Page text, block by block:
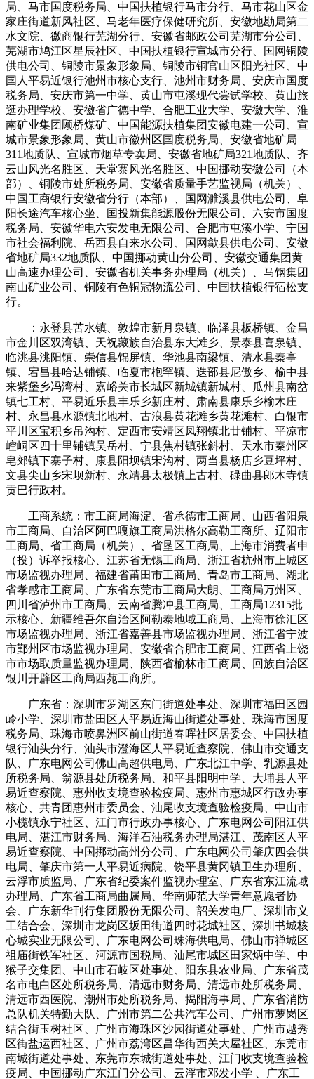
局、马市国度税务局、中国扶植银行马市分行、马市花山区金
家庄街道新风社区、马老年医疗保健研究所、安徽地勘局第二
水文院、徽商银行芜湖分行、安徽省邮政公司芜湖市分公司、
芜湖市鸠江区星辰社区、中国扶植银行宣城市分行、国网铜陵
供电公司、铜陵市景象形象局、铜陵市铜官山区阳光社区、中
国人平易近银行池州市核心支行、池州市财务局、安庆市国度
税务局、安庆市第一中学、黄山市屯溪现代尝试学校、黄山旅
逛办理学校、安徽省广德中学、合肥工业大学、安徽大学、淮
南矿业集团顾桥煤矿、中国能源扶植集团安徽电建一公司、宣
城市景象形象局、黄山市徽州区国度税务局、安徽省地矿局
311地质队、宣城市烟草专卖局、安徽省地矿局321地质队、齐
云山风光名胜区、天堂寨风光名胜区、中国挪动安徽公司（本
部）、铜陵市处所税务局、安徽省质量手艺监视局（机关）、
中国工商银行安徽省分行（本部）、国网濉溪县供电公司、阜
阳长途汽车核心坐、国投新集能源股份无限公司、六安市国度
税务局、安徽华电六安发电无限公司、合肥市屯溪小学、宁国
市社会福利院、岳西县自来水公司、国网歙县供电公司、安徽
省地矿局332地质队、中国挪动黄山分公司、安徽交通集团黄
山高速办理公司、安徽省机关事务办理局（机关）、马钢集团
南山矿业公司、铜陵有色铜冠物流公司、中国扶植银行宿松支
行。
：永登县苦水镇、敦煌市新月泉镇、临泽县板桥镇、金昌
市金川区双湾镇、天祝藏族自治县东大滩乡、景泰县喜泉镇、
临洮县洮阳镇、崇信县锦屏镇、华池县南梁镇、清水县秦亭
镇、宕昌县哈达铺镇、临夏市枹罕镇、迭部县尼傲乡、榆中县
来紫堡乡冯湾村、嘉峪关市长城区新城镇新城村、瓜州县南岔
镇七工村、平易近乐县丰乐乡新庄村、肃南县康乐乡榆木庄
村、永昌县水源镇北地村、古浪县黄花滩乡黄花滩村、白银市
平川区宝积乡吊沟村、定西市安靖区凤翔镇北廿铺村、平凉市
崆峒区四十里铺镇吴岳村、宁县焦村镇张斜村、天水市秦州区
皂郊镇下寨子村、康县阳坝镇宋沟村、两当县杨店乡豆坪村、
文县尖山乡宋坝新村、永靖县太极镇上古村、碌曲县郎木寺镇
贡巴行政村。
工商系统：市工商局海淀、省承德市工商局、山西省阳泉
市工商局、自治区阿巴嘎旗工商局洪格尔高勒工商所、辽阳市
工商局、省工商局（机关）、省垦区工商局、上海市消费者申
（投）诉举报核心、江苏省无锡工商局、浙江省杭州市上城区
市场监视办理局、福建省莆田市工商局、青岛市工商局、湖北
省孝感市工商局、广东省东莞市工商局大朗、工商局万州区、
四川省泸州市工商局、云南省腾冲县工商局、工商局12315批
示核心、新疆维吾尔自治区阿勒泰地域工商局、上海市徐汇区
市场监视办理局、浙江省嘉善县市场监视办理局、浙江省宁波
市鄞州区市场监视办理局、安徽省合肥市工商局、江西省上饶
市市场取质量监视办理局、陕西省榆林市工商局、回族自治区
银川开辟区工商局西苑工商所。
广东省：深圳市罗湖区东门街道处事处、深圳市福田区园
岭小学、深圳市盐田区人平易近海山街道处事处、珠海市国度
税务局、珠海市喷鼻洲区前山街道春晖社区居委会、中国扶植
银行汕头分行、汕头市澄海区人平易近查察院、佛山市交通支
队、广东电网公司佛山高超供电局、广东北江中学、乳源县处
所税务局、翁源县处所税务局、和平县阳明中学、大埔县人平
易近查察院、惠州收支境查验检疫局、惠州市惠城区行政办事
核心、共青团惠州市委员会、汕尾收支境查验检疫局、中山市
小榄镇永宁社区、江门市行政办事核心、广东电网公司阳江供
电局、湛江市财务局、海洋石油税务办理局湛江、茂南区人平
易近查察院、中国挪动高州分公司、广东电网公司肇庆四会供
电局、肇庆市第一人平易近病院、饶平县黄冈镇卫生办理所、
云浮市质监局、广东省纪委案件监视办理室、广东省东江流域
办理局、广东省工商局曲属局、华南师范大学青年意愿者协
会、广东新华刊行集团股份无限公司、韶关发电厂、深圳市义
工结合会、深圳市龙岗区坂田街道四时花城社区、深圳书城核
心城实业无限公司、广东电网公司珠海供电局、佛山市禅城区
祖庙街铁军社区、河源市国税局、汕尾市城区田家炳中学、中
猴子交集团、中山市石岐区处事处、阳东县农业局、广东省茂
名市电白区处所税务局、清远市财务局、清远市处所税务局、
清远市西医院、潮州市处所税务局、揭阳海事局、广东省消防
总队机关特勤大队、广州市第二公共汽车公司、广州市萝岗区
结合街玉树社区、广州市海珠区沙园街道处事处、广州市越秀
区街盐运西社区、广州市荔湾区昌华街西关大屋社区、东莞市
南城街道处事处、东莞市东城街道处事处、江门收支境查验检
疫局、中国挪动广东江门分公司、云浮市邓发小学 、广东工